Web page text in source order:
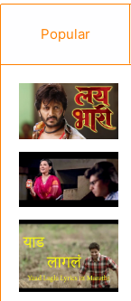
Popular